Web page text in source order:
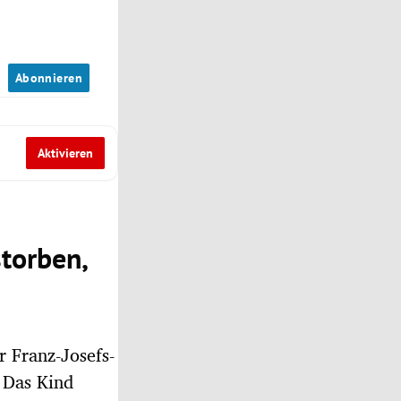
Abonnieren
Aktivieren
Josefs-
Kind